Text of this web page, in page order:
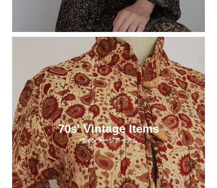
70s' Vintage Items
ヴィンテージアイテム